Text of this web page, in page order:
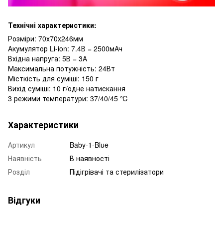
Технічні характеристики:
Розміри: 70х70х246мм
Акумулятор Li-ion: 7.4В = 2500мАч
Вхідна напруга: 5В = 3А
Максимальна потужність: 24Вт
Місткість для суміші: 150 г
Вихід суміші: 10 г/одне натискання
3 режими температури: 37/40/45 ℃
Характеристики
Артикул
Baby-1-Blue
Наявність
В наявності
Розділ
Підігрівачі та стерилізатори
Відгуки